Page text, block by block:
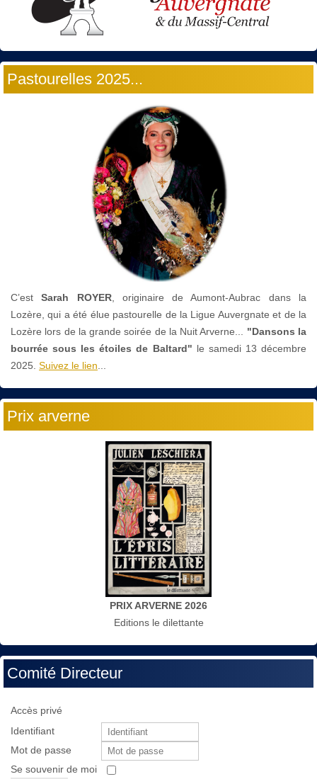
Pastourelles 2025...
C’estSarah ROYER, originaire de Aumont-Aubrac dans la
Lozère, qui a été élue pastourelle de la Ligue Auvergnate et de la
Lozère lors de la grande soirée de la Nuit Arverne... "Dansons la
bourrée sous les étoiles de Baltard" le samedi 13 décembre
2025. Suivez le lien...
Prix arverne
PRIX ARVERNE 2026
Editions le dilettante
Comité Directeur
Accès privé
Identifiant
Mot de passe
Se souvenir de moi